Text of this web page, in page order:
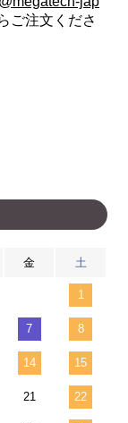
ご注文くださ
金 土
1
7 8
14 15
21 22